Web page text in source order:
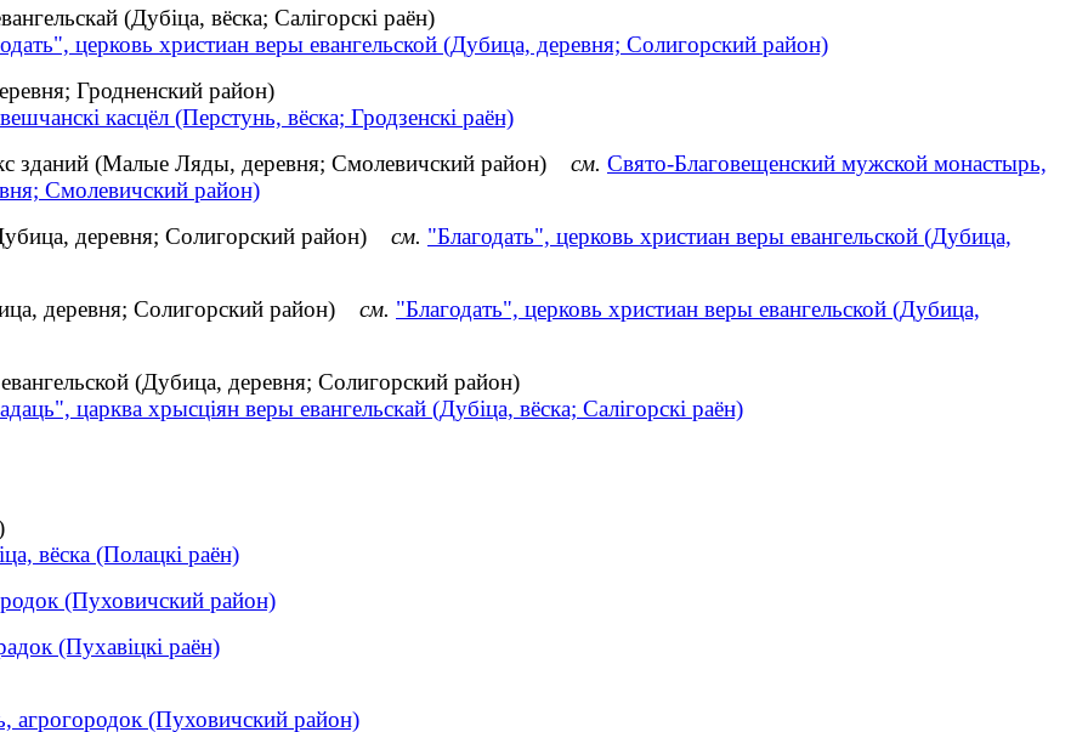
(Дубіца, вёска; Салігорскі раён)
церковь христиан веры евангельской (Дубица, деревня; Солигорский район)
Гродненский район)
касцёл (Перстунь, вёска; Гродзенскі раён)
зданий (Малые Ляды, деревня; Смолевичский район) см. Свято-Благовещенский мужской монастырь,
Смолевичский район)
деревня; Солигорский район) см. "Благодать", церковь христиан веры евангельской (Дубица,
деревня; Солигорский район) см. "Благодать", церковь христиан веры евангельской (Дубица,
(Дубица, деревня; Солигорский район)
царква хрысціян веры евангельскай (Дубіца, вёска; Салігорскі раён)
вёска (Полацкі раён)
(Пуховичский район)
(Пухавіцкі раён)
агрогородок (Пуховичский район)